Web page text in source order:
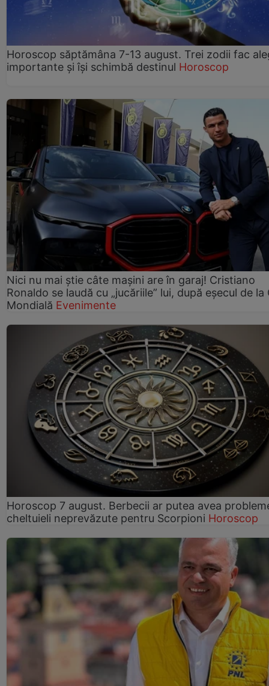
Horoscop săptămâna 7-13 august. Trei zodii fac
importante și își schimbă destinul Horoscop
Nici nu mai știe câte mașini are în garaj! Cristiano
Ronaldo se laudă cu „jucăriile” lui, după eșecul de la
Mondială Evenimente
Horoscop 7 august. Berbecii ar putea avea
cheltuieli neprevăzute pentru Scorpioni Horoscop